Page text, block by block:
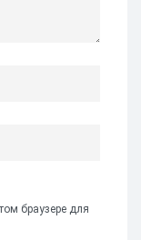
браузере для